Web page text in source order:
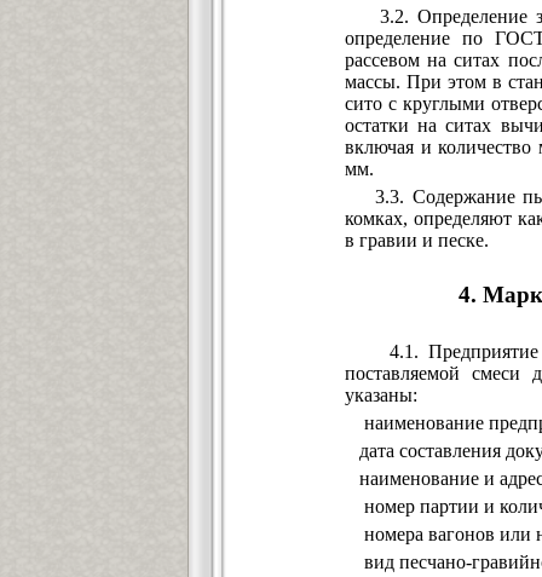
3.2. Определение
определение по ГОСТ
рассевом на ситах
массы. При этом в
сито с круглыми
остатки на ситах
включая и количество
мм.
3.3. Содержание
комках, определяют
в гравии и песке.
4.
4.1. Предприятие
поставляемой смеси
указаны:
наименование
дата составления
наименование и
номер партии и
номера вагонов или
вид песчано-